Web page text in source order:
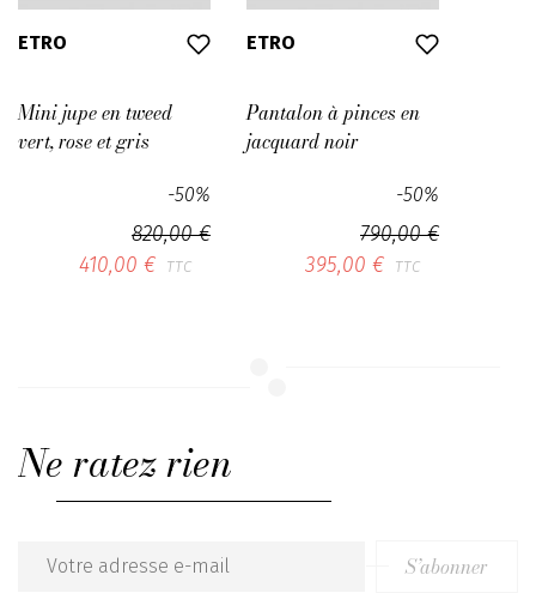
ETRO
Mini jupe en tweed
vert, rose et gris
820,00 €
-50%
410,00 € TTC
ETRO
Pantalon à pinces en
jacquard noir
790,00 €
-50%
395,00 € TTC
Ne ratez rien
Email
S’abonner